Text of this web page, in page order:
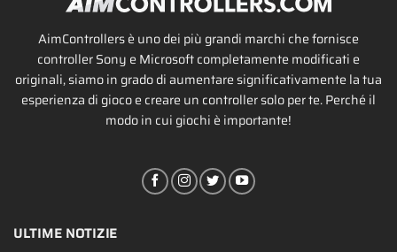
AimControllers è uno dei più grandi marchi che fornisce
controller Sony e Microsoft completamente modificati e
originali, siamo in grado di aumentare significativamente la tua
esperienza di gioco e creare un controller solo per te. Perché il
modo in cui giochi è importante!
ULTIME NOTIZIE